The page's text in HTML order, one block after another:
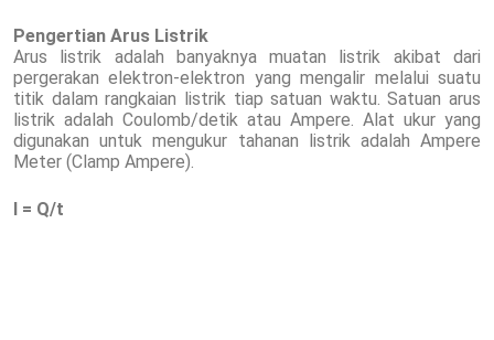
Pengertian Arus Listrik
Arus listrik adalah banyaknya muatan listrik akibat dari
pergerakan elektron-elektron yang mengalir melalui suatu
titik dalam rangkaian listrik tiap satuan waktu. Satuan arus
listrik adalah Coulomb/detik atau Ampere. Alat ukur yang
digunakan untuk mengukur tahanan listrik adalah Ampere
Meter (Clamp Ampere).
I = Q/t